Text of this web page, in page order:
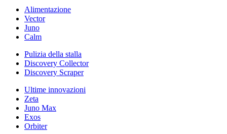
Alimentazione
Vector
Juno
Calm
Pulizia della stalla
Discovery Collector
Discovery Scraper
Ultime innovazioni
Zeta
Juno Max
Exos
Orbiter